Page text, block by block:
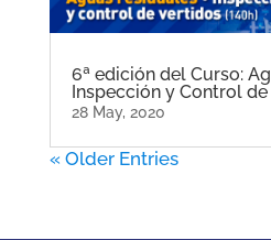
6ª edición del Curso:
Inspección y Control
28 May, 2020
« Older Entries